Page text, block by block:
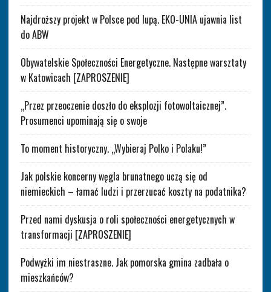
Najdroższy projekt w Polsce pod lupą. EKO-UNIA ujawnia list
do ABW
Obywatelskie Społeczności Energetyczne. Następne warsztaty
w Katowicach [ZAPROSZENIE]
„Przez przeoczenie doszło do eksplozji fotowoltaicznej”.
Prosumenci upominają się o swoje
To moment historyczny. „Wybieraj Polko i Polaku!”
Jak polskie koncerny węgla brunatnego uczą się od
niemieckich – łamać ludzi i przerzucać koszty na podatnika?
Przed nami dyskusja o roli społeczności energetycznych w
transformacji [ZAPROSZENIE]
Podwyżki im niestraszne. Jak pomorska gmina zadbała o
mieszkańców?